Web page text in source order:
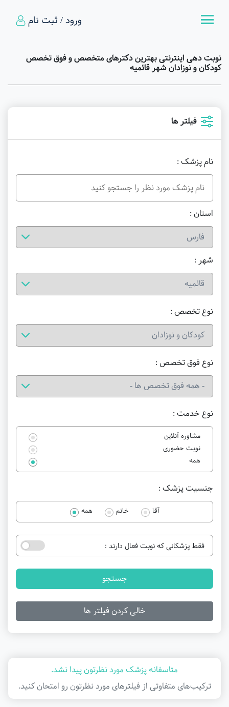
ورود / ثبت نام
نوبت دهی اینترنتی بهترین دکترهای متخصص و فوق تخصص
کودکان و نوزادان شهر قائمیه
فیلتر ها
نام پزشک :
استان :
شهر :
نوع خدمت :
مشاوره آنلاین
نوبت حضوری
همه
نوع تخصص :
نوع فوق تخصص :
جنسیت پزشک :
آقا خانم همه
فقط پزشکانی که نوبت فعال دارند :
جستجو
خالی کردن فیلتر ها
متاسفانه پزشک مورد نظرتون پیدا نشد.
ترکیب‌های متفاوتی از فیلتر‌های مورد نظرتون رو امتحان کنید.